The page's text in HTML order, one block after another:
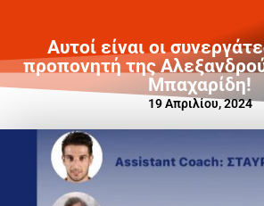
Αυτοί είναι οι
προπονητή της
Μπαχαρίδη!
19 Απριλίου, 2024